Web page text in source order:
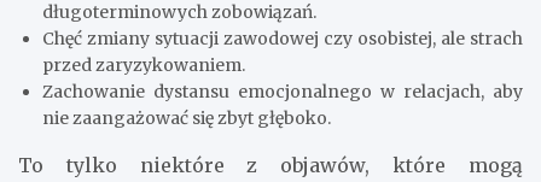
długoterminowych zobowiązań.
Chęć zmiany sytuacji zawodowej czy osobistej, ale strach
przed zaryzykowaniem.
Zachowanie dystansu emocjonalnego w relacjach, aby
nie zaangażować się zbyt głęboko.
To tylko niektóre z objawów, które mogą